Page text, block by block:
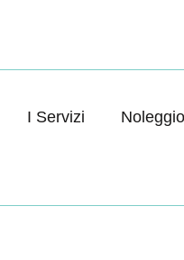
I Servizi Noleggio